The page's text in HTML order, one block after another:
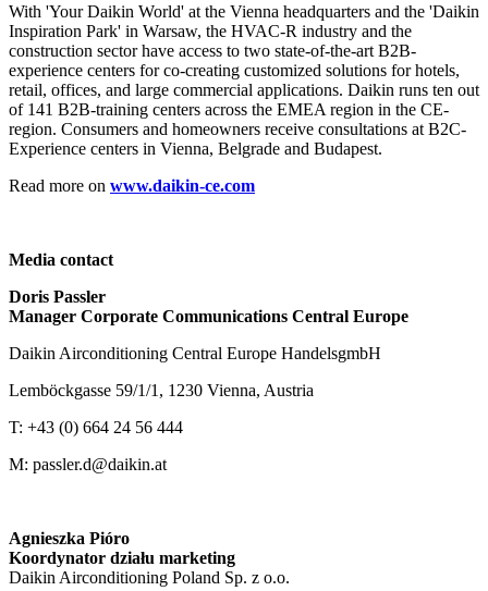
With 'Your Daikin World' at the Vienna headquarters and the 'Daikin
Inspiration Park' in Warsaw, the HVAC-R industry and the
construction sector have access to two state-of-the-art B2B-
experience centers for co-creating customized solutions for hotels,
retail, offices, and large commercial applications. Daikin runs ten out
of 141 B2B-training centers across the EMEA region in the CE-
region. Consumers and homeowners receive consultations at B2C-
Experience centers in Vienna, Belgrade and Budapest.
Read more on www.daikin-ce.com
Media contact
Doris Passler
Manager Corporate Communications Central Europe
Daikin Airconditioning Central Europe HandelsgmbH
Lemböckgasse 59/1/1, 1230 Vienna, Austria
T: +43 (0) 664 24 56 444
M: passler.d@daikin.at
Agnieszka Pióro
Koordynator działu marketing
Daikin Airconditioning Poland Sp. z o.o.